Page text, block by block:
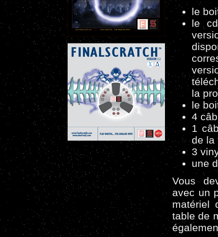
le
le
la
le
4
1
de la
3
une
Vous
avec un
matériel
table de